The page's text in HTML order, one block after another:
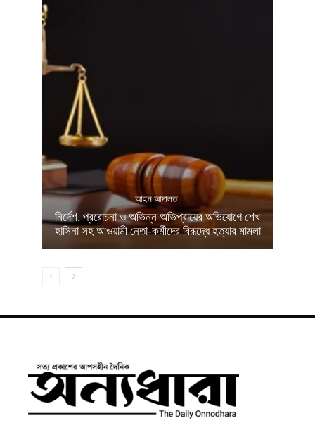
আইন আদালত
নির্দেশ, প্ররোচনা ও অভিন্ন অভিপ্রায়ের অভিযোগে শেখ
হাসিনা সহ আওয়ামী নেতা-কর্মীদের বিরূদ্ধে হত্যার মামলা